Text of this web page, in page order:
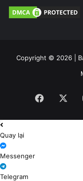
Copyright © 2026 |
Quay lại
Messenger
Telegram